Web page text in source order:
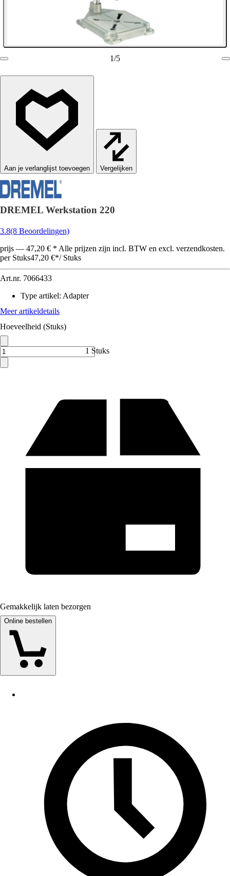
1/5
Vergelijken
DREMEL Werkstation 220
3.8(8 Beoordelingen)
prijs — 47,20 € * Alle prijzen zijn incl. BTW en excl. verzendkosten.
per Stuks47,20 €*/ Stuks
Art.nr. 7066433
Type artikel: Adapter
Meer artikeldetails
Hoeveelheid (Stuks)
1 Stuks
Gemakkelijk laten bezorgen
Online bestellen